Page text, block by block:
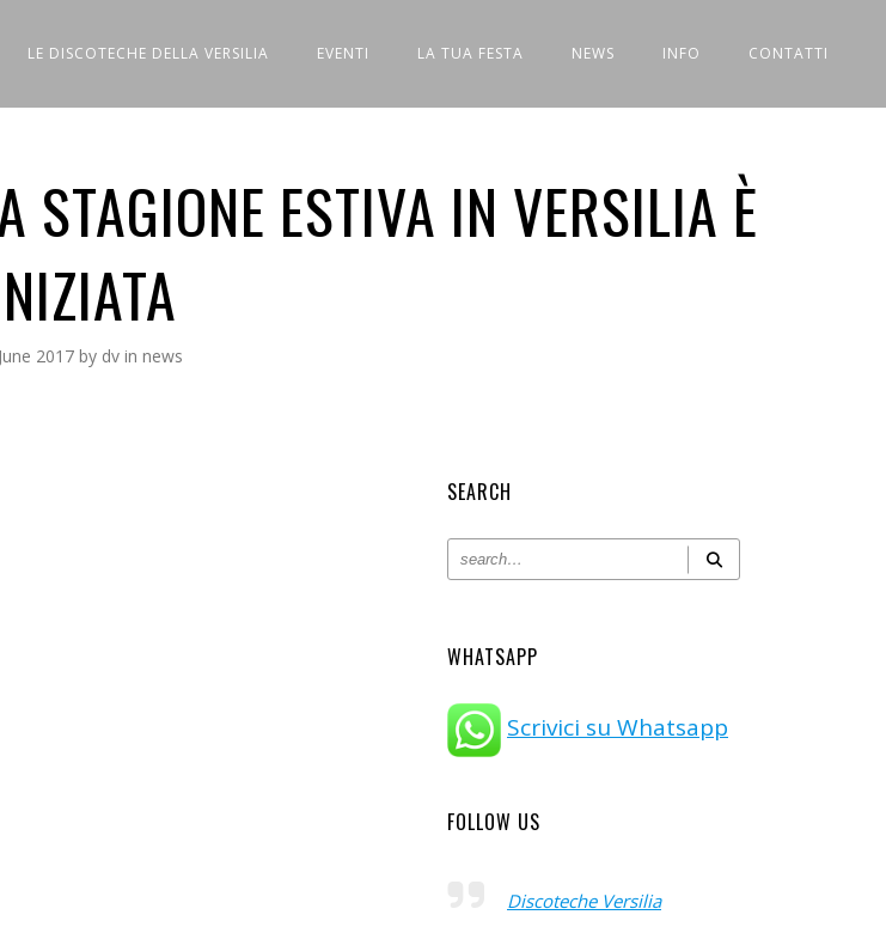
LE DISCOTECHE DELLA VERSILIA EVENTI LA TUA FESTA NEWS INFO CONTATTI
STAGIONE ESTIVA IN VERSILIA È
2017 by dv in news
SEARCH
WHATSAPP
Scrivici su Whatsapp
FOLLOW US
Discoteche Versilia